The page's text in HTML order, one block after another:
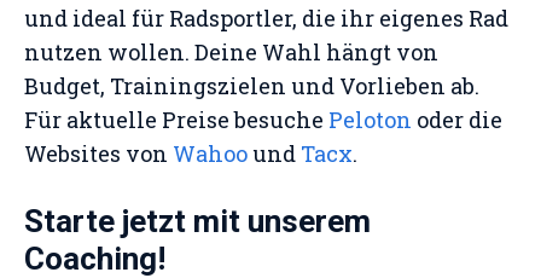
und ideal für Radsportler, die ihr eigenes Rad
nutzen wollen. Deine Wahl hängt von
Budget, Trainingszielen und Vorlieben ab.
Für aktuelle Preise besuche Peloton oder die
Websites von Wahoound Tacx.
Starte jetzt mit unserem
Coaching!